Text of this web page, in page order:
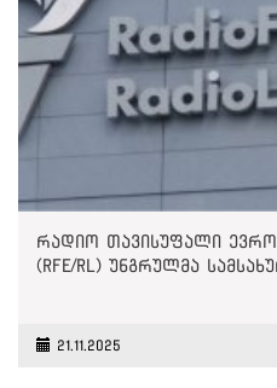
რადიო თავისუფალი
(RFE/RL) უნგრულმა
21.11.2025